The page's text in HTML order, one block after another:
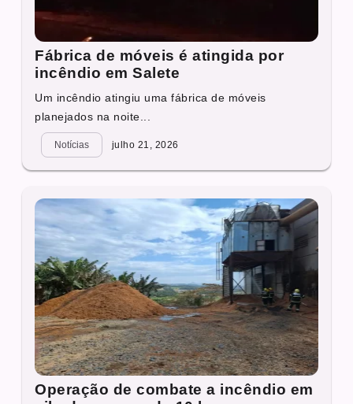
Fábrica de móveis é atingida por
incêndio em Salete
Um incêndio atingiu uma fábrica de móveis
planejados na noite...
Notícias julho 21, 2026
Operação de combate a incêndio em